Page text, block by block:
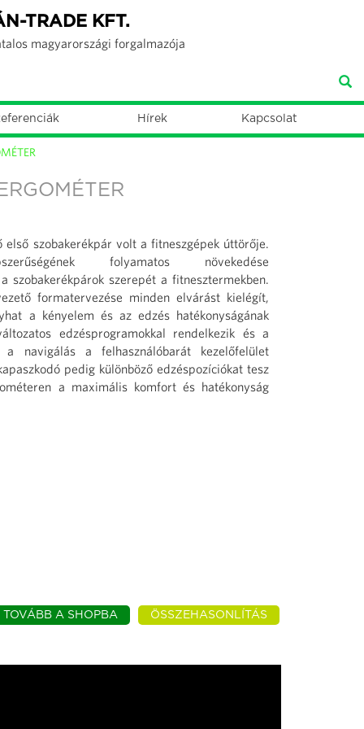
TRADE KFT.
magyarországi forgalmazója
Hírek Kapcsolat
első szobakerékpár volt a fitneszgépek úttörője.
folyamatos növekedése
szobakerékpárok szerepét a fitnesztermekben.
formatervezése minden elvárást kielégít,
a kényelem és az edzés hatékonyságának
edzésprogramokkal rendelkezik és a
a navigálás a felhasználóbarát kezelőfelület
pedig különböző edzéspozíciókat tesz
a maximális komfort és hatékonyság
TOVÁBB A SHOPBA ÖSSZEHASONLÍTÁS